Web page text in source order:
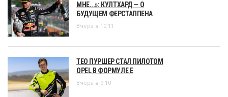
МНЕ...»: КУЛТХАРД — О
БУДУЩЕМ ФЕРСТАППЕНА
Вчера в 10:11
ТЕО ПУРШЕР СТАЛ ПИЛОТОМ
OPEL В ФОРМУЛЕ Е
Вчера в 9:10